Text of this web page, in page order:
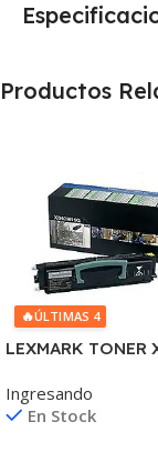
Productos
🔥ÚLTIMAS 4
LEXMARK TONER
CP
Ingresando
En Stock